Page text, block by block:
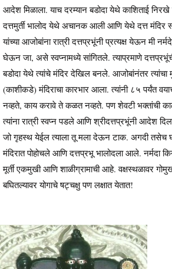
आदेश मिळाला. याच दरम्यान बडोदा येथे काशिताई
दत्तमुर्ती भालोद येथे अचानक आली आणि येथे दत्त मंदिर
यांच्या आजोबांना रात्री दत्तप्रभूंनी प्रत्यक्ष येऊन मी
घेऊन जा, असे स्वप्नामध्ये सांगितले. त्याप्रमाणे
बडोदा येथे त्यांचे मंदिर देखिल बनले. आजोबांनंतर
(काशीकडे) मंदिराचा कारभार आला. त्यांनी ८५ पर्यंत
नव्हते, काय करावे ते कळत नव्हते. पण शेवटी भक्तांची
त्यांना रात्री स्वप्न पडले आणि श्रीदत्तप्रभूंनी आदेश
जो गृहस्थ येईल त्याला तू मला देऊन टाक. अगदी तसेच
मंदिरात पोहोचले आणि दत्तप्रभू भालोदला आले. नर्मदा
मूर्ती एकमुखी आणि शाळीग्रामाची आहे. वक्षस्थळावर
बघितल्यावर योगाचे षट्चक्षु पण लक्षात येतात!